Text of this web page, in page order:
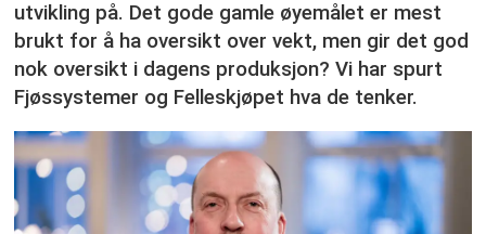
utvikling på. Det gode gamle øyemålet er mest
brukt for å ha oversikt over vekt, men gir det god
nok oversikt i dagens produksjon? Vi har spurt
Fjøssystemer og Felleskjøpet hva de tenker.